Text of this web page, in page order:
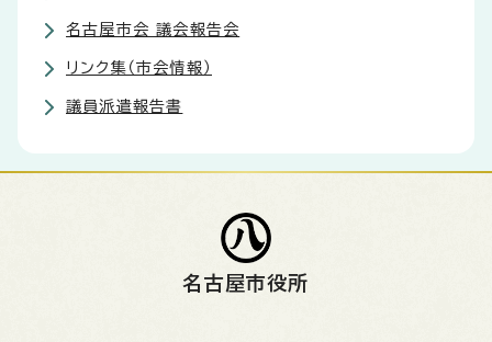
名古屋市会 議会報告会
リンク集（市会情報）
議員派遣報告書
名古屋市役所